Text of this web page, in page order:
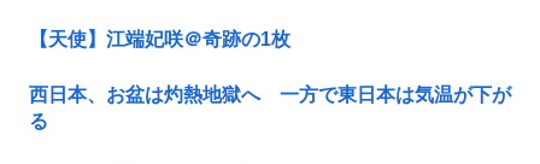
【天使】江端妃咲＠奇跡の1枚
西日本、お盆は灼熱地獄へ 一方で東日本は気温が下が
る